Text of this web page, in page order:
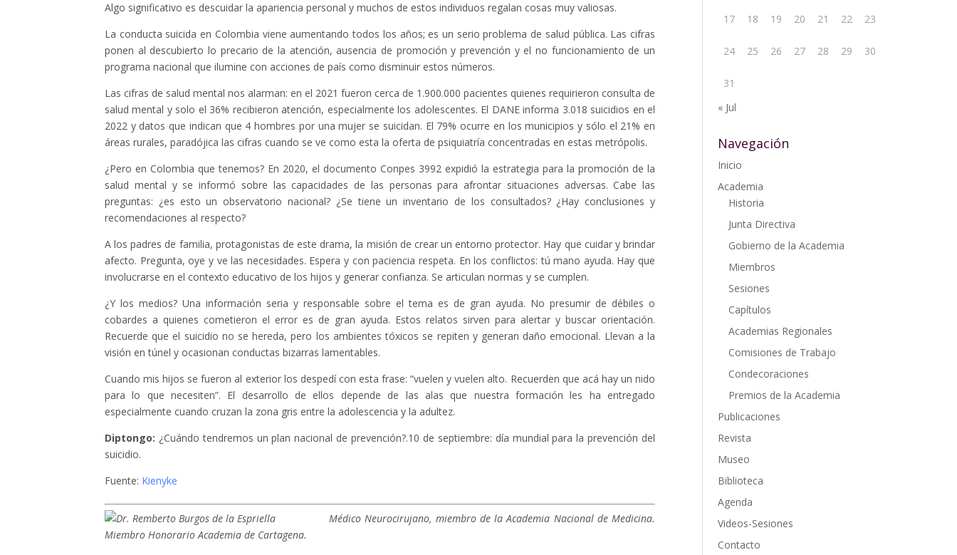
Algo significativo es descuidar la apariencia personal y muchos de estos individuos regalan cosas muy valiosas.
La conducta suicida en Colombia viene aumentando todos los años; es un serio problema de salud pública. Las cifras
ponen al descubierto lo precario de la atención, ausencia de promoción y prevención y el no funcionamiento de un
programa nacional que ilumine con acciones de país como disminuir estos números.
Las cifras de salud mental nos alarman: en el 2021 fueron cerca de 1.900.000 pacientes quienes requirieron consulta de
salud mental y solo el 36% recibieron atención, especialmente los adolescentes. El DANE informa 3.018 suicidios en el
2022 y datos que indican que 4 hombres por una mujer se suicidan. El 79% ocurre en los municipios y sólo el 21% en
áreas rurales, paradójica las cifras cuando se ve como esta la oferta de psiquiatría concentradas en estas metrópolis.
¿Pero en Colombia que tenemos? En 2020, el documento Conpes 3992 expidió la estrategia para la promoción de la
salud mental y se informó sobre las capacidades de las personas para afrontar situaciones adversas. Cabe las
preguntas: ¿es esto un observatorio nacional? ¿Se tiene un inventario de los consultados? ¿Hay conclusiones y
recomendaciones al respecto?
A los padres de familia, protagonistas de este drama, la misión de crear un entorno protector. Hay que cuidar y brindar
afecto. Pregunta, oye y ve las necesidades. Espera y con paciencia respeta. En los conflictos: tú mano ayuda. Hay que
involucrarse en el contexto educativo de los hijos y generar confianza. Se articulan normas y se cumplen.
¿Y los medios? Una información seria y responsable sobre el tema es de gran ayuda. No presumir de débiles o
cobardes a quienes cometieron el error es de gran ayuda. Estos relatos sirven para alertar y buscar orientación.
Recuerde que el suicidio no se hereda, pero los ambientes tóxicos se repiten y generan daño emocional. Llevan a la
visión en túnel y ocasionan conductas bizarras lamentables.
Cuando mis hijos se fueron al exterior los despedí con esta frase: “vuelen y vuelen alto. Recuerden que acá hay un nido
para lo que necesiten”. El desarrollo de ellos depende de las alas que nuestra formación les ha entregado
especialmente cuando cruzan la zona gris entre la adolescencia y la adultez.
Diptongo: ¿Cuándo tendremos un plan nacional de prevención?.10 de septiembre: día mundial para la prevención del
suicidio.
Fuente: Kienyke
Médico Neurocirujano, miembro de la Academia Nacional de Medicina.
Miembro Honorario Academia de Cartagena.
17 18 19 20 21 22 23
24 25 26 27 28 29 30
31
« Jul
Navegación
Inicio
Academia
Historia
Junta Directiva
Gobierno de la Academia
Miembros
Sesiones
Capítulos
Academias Regionales
Comisiones de Trabajo
Condecoraciones
Premios de la Academia
Publicaciones
Revista
Museo
Biblioteca
Agenda
Videos-Sesiones
Contacto